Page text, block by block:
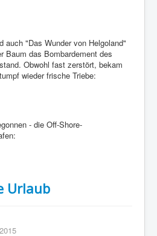
auch "Das Wunder von Helgoland"
Baum das Bombardement des
Obwohl fast zerstört, bekam
wieder frische Triebe:
- die Off-Shore-
Urlaub